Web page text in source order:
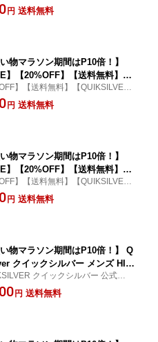
ツ 水着 海パン サーフィン サ
円 送料無料
い物マラソン期間はP10倍！】
】【20%OFF】【送料無料】Qu
クイックシルバー メンズ SURF
20 フィットタイ ボード
】【送料無料】【QUIKSILVER
シルバー 公式通販】
円 送料無料
い物マラソン期間はP10倍！】
】【20%OFF】【送料無料】Qu
クイックシルバー メンズ ORIG
18 フィットタイ ボードシ
】【送料無料】【QUIKSILVER
シルバー 公式通販】
円 送料無料
い物マラソン期間はP10倍！】 Q
クイックシルバー メンズ HIG
20 フィットタイ ボードショーツ
パン サーフィン サーフパンツ
クイックシルバー 公式通
円 送料無料